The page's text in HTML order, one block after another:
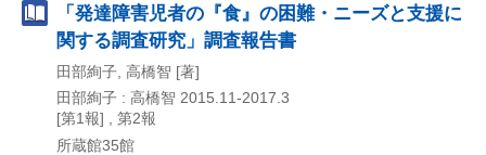
「発達障害児者の『食』の困難・ニーズと支援に
関する調査研究」調査報告書
田部絢子, 高橋智 [著]
田部絢子 : 高橋智 2015.11-2017.3
[第1報] , 第2報
所蔵館35館